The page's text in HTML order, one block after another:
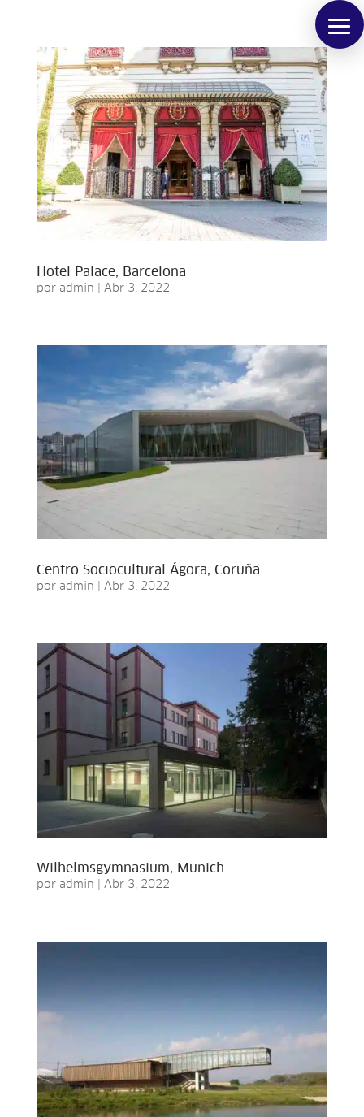
Hotel Palace, Barcelona
por admin Abr 3, 2022
Centro Sociocultural Ágora, Coruña
por admin Abr 3, 2022
Wilhelmsgymnasium, Munich
por admin Abr 3, 2022